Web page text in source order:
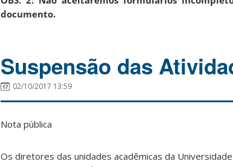
documento.
Suspensão das
02/10/2017 13:59
Nota pública
Os diretores das unidades acadêmicas da